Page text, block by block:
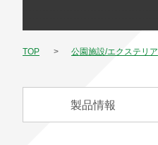
TOP 公園施設/エクステリア
製品情報